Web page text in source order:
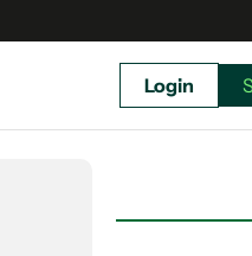
Login